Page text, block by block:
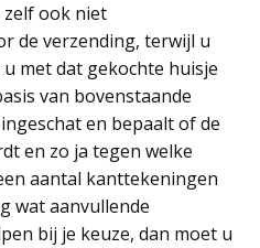
zelf ook niet
de verzending, terwijl u
met dat gekochte huisje
van bovenstaande
en bepaalt of de
en zo ja tegen welke
aantal kanttekeningen
wat aanvullende
bij je keuze, dan moet u